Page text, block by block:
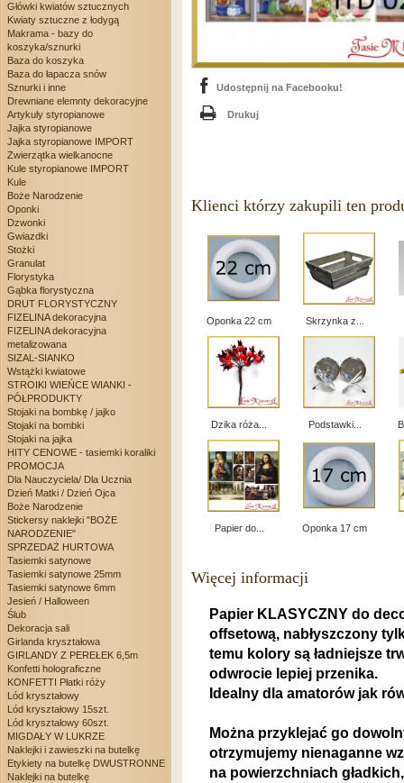
Główki kwiatów sztucznych
Kwiaty sztuczne z łodygą
Makrama - bazy do
koszyka/sznurki
Baza do koszyka
Baza do łapacza snów
Sznurki i inne
Drewniane elemnty dekoracyjne
Artykuly styropianowe
Jajka styropianowe
Jajka styropianowe IMPORT
Zwierzątka wielkanocne
Kule styropianowe IMPORT
Kule
Boże Narodzenie
Oponki
Dzwonki
Gwiazdki
Stożki
Granulat
Florystyka
Gąbka florystyczna
DRUT FLORYSTYCZNY
FIZELINA dekoracyjna
FIZELINA dekoracyjna
metalizowana
SIZAL-SIANKO
Wstążki kwiatowe
STROIKI WIEŃCE WIANKI -
PÓŁPRODUKTY
Stojaki na bombkę / jajko
Stojaki na bombki
Stojaki na jajka
HITY CENOWE - tasiemki koraliki
PROMOCJA
Dla Nauczyciela/ Dla Ucznia
Dzień Matki / Dzień Ojca
Boże Narodzenie
Stickersy naklejki "BOŻE
NARODZENIE"
SPRZEDAŻ HURTOWA
Tasiemki satynowe
Tasiemki satynowe 25mm
Tasiemki satynowe 6mm
Jesień / Halloween
Ślub
Dekoracja sali
Girlanda kryształowa
GIRLANDY Z PEREŁEK 6,5m
Konfetti holograficzne
KONFETTI Płatki róży
Lód kryształowy
Lód kryształowy 15szt.
Lód kryształowy 60szt.
MIGDAŁY W LUKRZE
Naklejki i zawieszki na butelkę
Etykiety na butelkę DWUSTRONNE
Naklejki na butelkę
Udostępnij na Facebooku!
Drukuj
Klienci którzy zakupili ten
Oponka 22 cm Skrzynka z...
Dzika róża... Podstawki...
Papier do... Oponka 17 cm
Więcej informacji
Papier KLASYCZNY do
offsetową, nabłyszczony
temu kolory są ładniejsze
odwrocie lepiej przenika.
Idealny dla amatorów jak
Można przyklejać go
otrzymujemy nienaganne
na powierzchniach